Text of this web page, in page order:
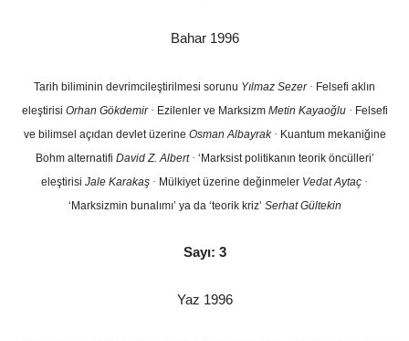
Bahar 1996
Tarih biliminin devrimcileştirilmesi sorunu Yılmaz Sezer · Felsefi aklın
eleştirisi Orhan Gökdemir · Ezilenler ve Marksizm Metin Kayaoğlu · Felsefi
ve bilimsel açıdan devlet üzerine Osman Albayrak · Kuantum mekaniğine
Bohm alternatifi David Z. Albert · ‘Marksist politikanın teorik öncülleri’
eleştirisi Jale Karakaş · Mülkiyet üzerine değinmeler Vedat Aytaç ·
‘Marksizmin bunalımı’ ya da ‘teorik kriz’ Serhat Gültekin
Sayı: 3
Yaz 1996